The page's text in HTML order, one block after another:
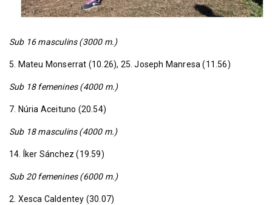
Sub 16 masculins (3000 m.)
5. Mateu Monserrat (10.26), 25. Joseph Manresa (11.56)
Sub 18 femenines (4000 m.)
7. Núria Aceituno (20.54)
Sub 18 masculins (4000 m.)
14. Íker Sánchez (19.59)
Sub 20 femenines (6000 m.)
2. Xesca Caldentey (30.07)